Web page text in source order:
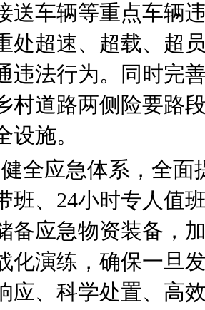
送车辆等重点车辆
处超速、超载、超
违法行为。
同时完
村道路两侧险要路
设施。
健全应急体系，全面
、 24小时专人值
备应急物资装备，
化演练，确保一旦
应、科学处置、高